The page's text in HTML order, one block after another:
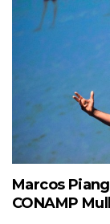
Marcos
CONAMP